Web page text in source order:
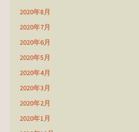
2020年8月
2020年7月
2020年6月
2020年5月
2020年4月
2020年3月
2020年2月
2020年1月